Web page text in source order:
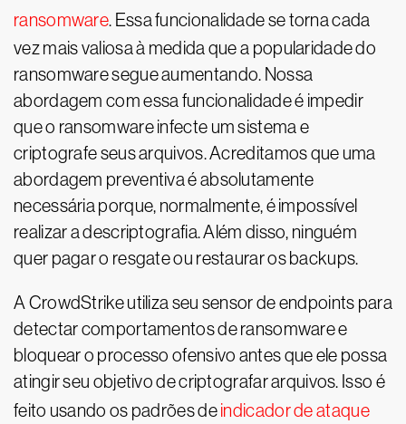
ransomware. Essa funcionalidade se torna cada
vez mais valiosa à medida que a popularidade do
ransomware segue aumentando. Nossa
abordagem com essa funcionalidade é impedir
que o ransomware infecte um sistema e
criptografe seus arquivos. Acreditamos que uma
abordagem preventiva é absolutamente
necessária porque, normalmente, é impossível
realizar a descriptografia. Além disso, ninguém
quer pagar o resgate ou restaurar os backups.
A CrowdStrike utiliza seu sensor de endpoints para
detectar comportamentos de ransomware e
bloquear o processo ofensivo antes que ele possa
atingir seu objetivo de criptografar arquivos. Isso é
feito usando os padrões deindicador de ataque